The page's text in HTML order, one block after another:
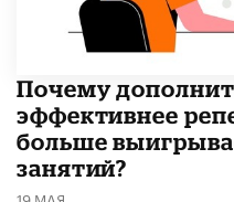
​Почему
эффективнее
больше
занятий?
19 МАЯ